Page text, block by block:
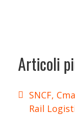
Articoli
SNCF,
Rail